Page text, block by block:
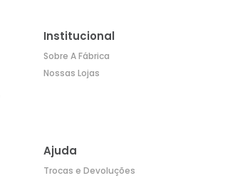
Institucional
Sobre A Fábrica
Nossas Lojas
Ajuda
Trocas e Devoluções